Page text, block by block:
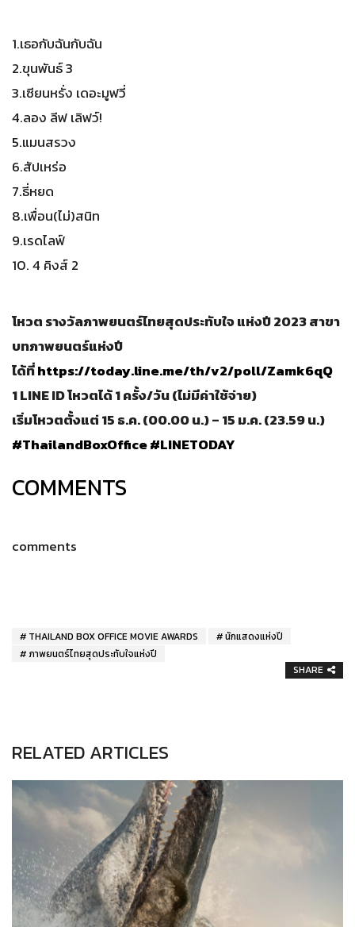
1.เธอกับฉันกับฉัน
2.ขุนพันธ์ 3
3.เซียนหรั่ง เดอะมูฟวี่
4.ลอง ลีฟ เลิฟว์!
5.แมนสรวง
6.สัปเหร่อ
7.ธี่หยด
8.เพื่อน(ไม่)สนิท
9.เรดไลฟ์
10. 4 คิงส์ 2
โหวต รางวัลภาพยนตร์ไทยสุดประทับใจ แห่งปี 2023 สาขา
บทภาพยนตร์แห่งปี
ได้ที่https://today.line.me/th/v2/poll/Zamk6qQ
1 LINE ID โหวตได้ 1 ครั้ง/วัน (ไม่มีค่าใช้จ่าย)
เริ่มโหวตตั้งแต่ 15 ธ.ค. (00.00 น.) – 15 ม.ค. (23.59 น.)
#ThailandBoxOffice#LINETODAY
COMMENTS
comments
THAILAND BOX OFFICE MOVIE AWARDS
นักแสดงแห่งปี
ภาพยนตร์ไทยสุดประทับใจแห่งปี
SHARE
RELATED ARTICLES